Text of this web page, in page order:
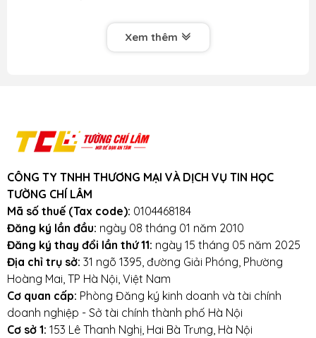
Vì sao nên mua Pin Laptop MacBook Pro 2015
CAM KẾT 100% HÀNG
Đối tác chính thức của các thương hiệu sản
Western Digital, Memory Ghost...
Nhà phân phối linh kiện lớn nhất miền Bắc
- Chuyên cung cấp phụ kiện cho các cửa
hàng máy tính trên toàn quốc.
Đội ngũ kỹ thuật viên chuyên nghiệp, dày
dặn kinh nghiệm.
Bạn có thể trực tiếp theo dõi kỹ thuật viên
thay, lắp linh kiện.
Bảo hành dài hạn - Hậu mãi tuyệt vời
Xem thêm
CÔNG TY TNHH THƯƠNG MẠI VÀ DỊCH VỤ TIN HỌC
TƯỜNG CHÍ LÂM
Mã số thuế (Tax code): 0104468184
Đăng ký lần đầu: ngày 08 tháng 01 năm 2010
Đăng ký thay đổi lần thứ 11: ngày 15 tháng 05 năm 2025
Địa chỉ trụ sở: 31 ngõ 1395, đường Giải Phóng, Phường
Hoàng Mai, TP Hà Nội, Việt Nam
Cơ quan cấp: Phòng Đăng ký kinh doanh và tài chính
doanh nghiệp - Sở tài chính thành phố Hà Nội
Cơ sở 1: 153 Lê Thanh Nghị, Hai Bà Trưng, Hà Nội